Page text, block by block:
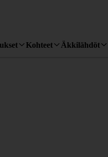
Kohteet Äkkilähdöt